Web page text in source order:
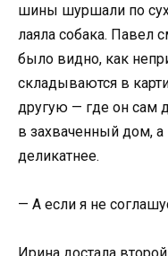
шины шуршали по
лаяла собака. Павел
было видно, как
складываются в
другую — где он сам
в захваченный дом,
деликатнее.
— А если я не